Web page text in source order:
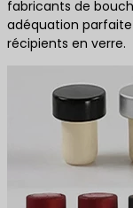
fabricants de
adéquation
récipients en verre.